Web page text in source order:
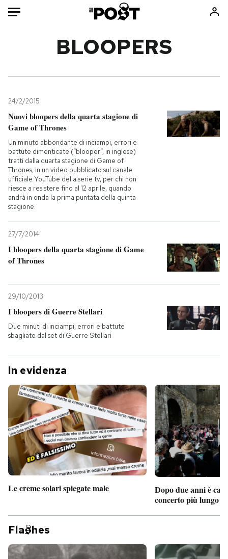
Mondo
Politica
Tecnologia
Internet
Scienza
Cultura
Economia
Consumismi
Ok Boomer!
Europa
Altrecose
PODCAST
NEWSLETTER
I MIEI PREFERITI
CALENDARIO
AREA PERSONALE
Entra
BLOOPERS
24/2/2015
Nuovi bloopers della quarta stagione di
Game of Thrones
Un minuto abbondante di inciampi, errori e
battute dimenticate (“blooper“, in inglese)
tratti dalla quarta stagione di Game of
Thrones, in un video pubblicato sul canale
ufficiale YouTube della serie tv, per chi non
riesce a resistere fino al 12 aprile, quando
andrà in onda la prima puntata della quinta
stagione.
27/7/2014
I bloopers della quarta stagione di Game
of Thrones
29/10/2013
I bloopers di Guerre Stellari
Due minuti di inciampi, errori e battute
sbagliate dal set di Guerre Stellari
In evidenza
Le creme solari spiegate male
Dopo due anni è
concerto più lungo
Fla hes